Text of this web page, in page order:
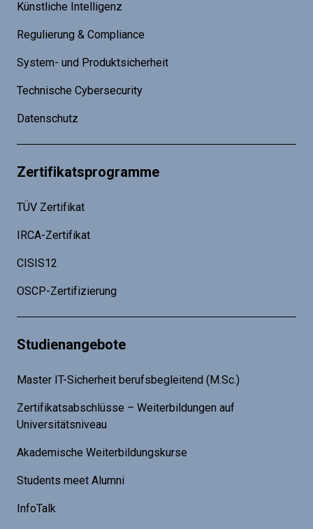
Künstliche Intelligenz
Regulierung & Compliance
System- und Produktsicherheit
Technische Cybersecurity
Datenschutz
Zertifikatsprogramme
TÜV Zertifikat
IRCA-Zertifikat
CISIS12
OSCP-Zertifizierung
Studienangebote
Master IT-Sicherheit berufsbegleitend (M.Sc.)
Zertifikatsabschlüsse – Weiterbildungen auf
Universitätsniveau
Akademische Weiterbildungskurse
Students meet Alumni
InfoTalk